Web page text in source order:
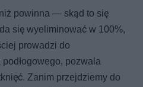
powinna — skąd to się
się wyeliminować w 100%,
prowadzi do
pozwala
Zanim przejdziemy do